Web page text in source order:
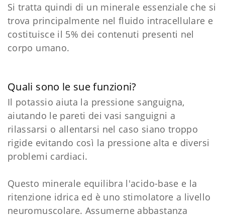
Si tratta quindi di un minerale essenziale che si
trova principalmente nel fluido intracellulare e
costituisce il 5% dei contenuti presenti nel
corpo umano.
Quali sono le sue funzioni?
Il potassio aiuta la pressione sanguigna,
aiutando le pareti dei vasi sanguigni a
rilassarsi o allentarsi nel caso siano troppo
rigide evitando così la pressione alta e diversi
problemi cardiaci.
Questo minerale equilibra l'acido-base e la
ritenzione idrica ed è uno stimolatore a livello
neuromuscolare. Assumerne abbastanza